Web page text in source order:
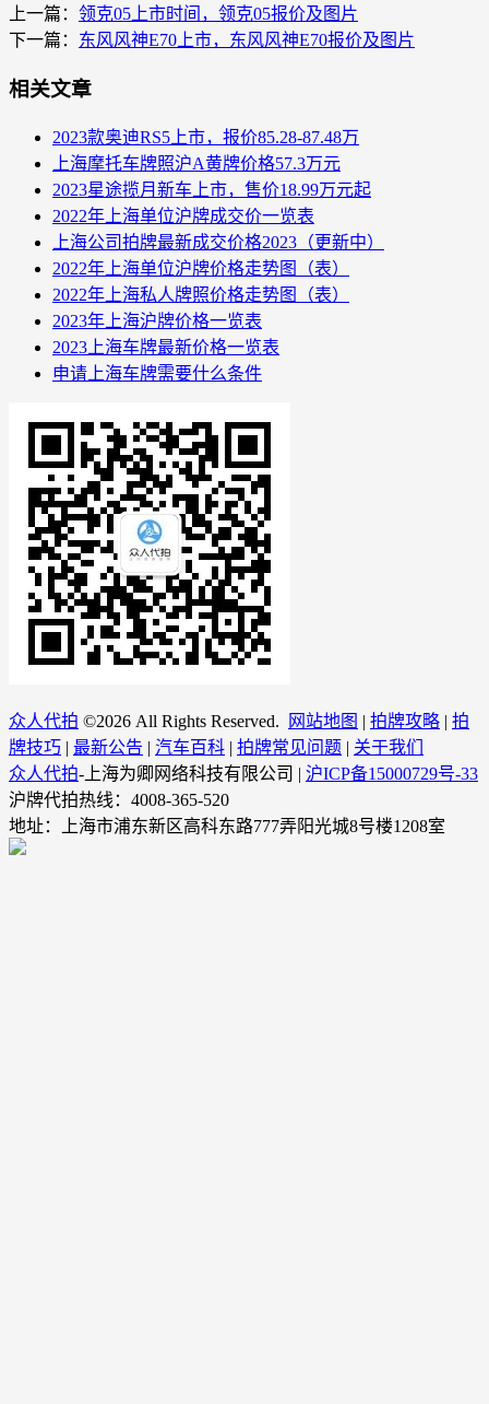
上一篇： 领克05上市时间，领克05报价及图片
下一篇： 东风风神E70上市，东风风神E70报价及图片
相关文章
2023款奥迪RS5上市，报价85.28-87.48万
上海摩托车牌照沪A黄牌价格57.3万元
2023星途揽月新车上市，售价18.99万元起
2022年上海单位沪牌成交价一览表
上海公司拍牌最新成交价格2023（更新中）
2022年上海单位沪牌价格走势图（表）
2022年上海私人牌照价格走势图（表）
2023年上海沪牌价格一览表
2023上海车牌最新价格一览表
申请上海车牌需要什么条件
众人代拍 ©2026 All Rights Reserved. 网站地图 | 拍牌攻略 | 拍
牌技巧 | 最新公告 | 汽车百科 | 拍牌常见问题 | 关于我们
众人代拍-上海为卿网络科技有限公司 | 沪ICP备15000729号-33
沪牌代拍热线：4008-365-520
地址：上海市浦东新区高科东路777弄阳光城8号楼1208室